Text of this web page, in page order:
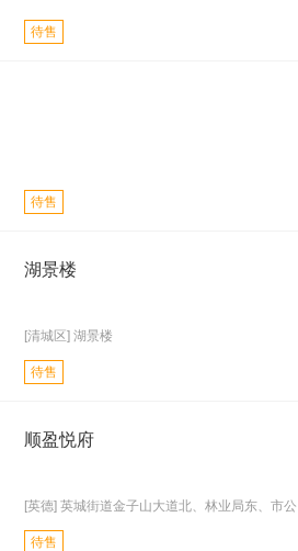
待售
待售
湖景楼
[清城区] 湖景楼
待售
顺盈悦府
[英德] 英城街道金子山大道北、林业局东、市
待售